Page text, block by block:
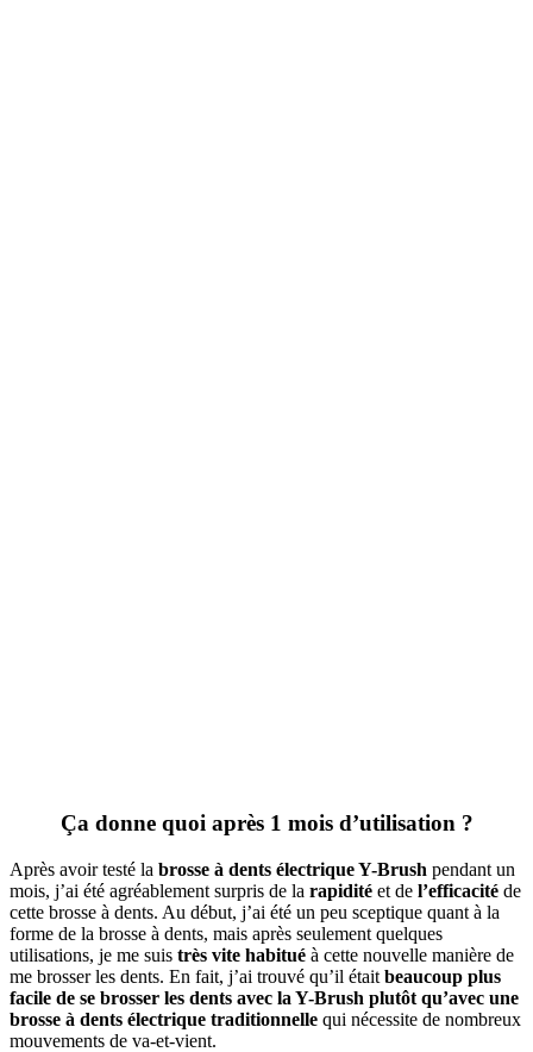
Ça donne quoi après 1 mois d’utilisation ?
Après avoir testé la brosse à dents électrique Y-Brush pendant un
mois, j’ai été agréablement surpris de la rapidité et de l’efficacité de
cette brosse à dents. Au début, j’ai été un peu sceptique quant à la
forme de la brosse à dents, mais après seulement quelques
utilisations, je me suis très vite habitué à cette nouvelle manière de
me brosser les dents. En fait, j’ai trouvé qu’il était beaucoup plus
facile de se brosser les dents avec la Y-Brush plutôt qu’avec une
brosse à dents électrique traditionnelle qui nécessite de nombreux
mouvements de va-et-vient.